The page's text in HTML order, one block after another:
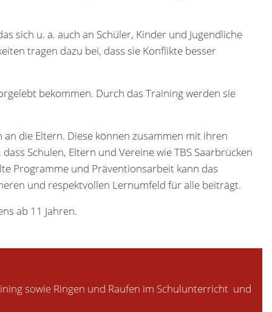
sich u. a. auch an Schüler, Kinder und Jugendliche
tragen dazu bei, dass sie Konflikte besser
bekommen. Durch das Training werden sie
die Eltern. Diese können zusammen mit ihren
Schulen, Eltern und Vereine wie TBS Saarbrücken
Programme und Präventionsarbeit kann das
und respektvollen Lernumfeld für alle beiträgt.
ab 11 Jahren.
sowie Ringen und Raufen im Schulunterricht und